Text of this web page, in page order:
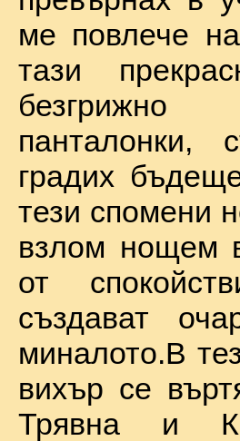
ме повлече
тази
панталонки,
градих
тези спомени
взлом нощем
от
създават
миналото.В
вихър се
Трявна и